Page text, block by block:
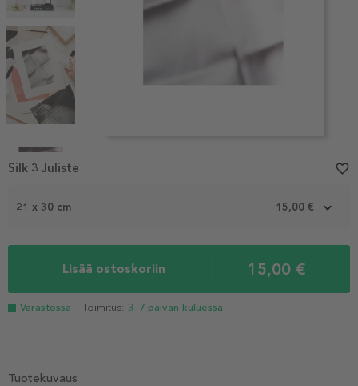
1
21 x 30 cm 15,00 €
Lisää ostoskoriin 15,00 €
Varastossa - Toimitus: 3–7 päivän kuluessa
Silk 3 Juliste favorite_border
Tuotekuvaus